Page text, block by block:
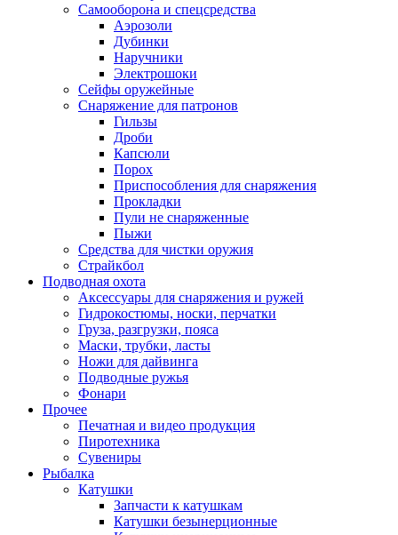
Самооборона и спецсредства
Аэрозоли
Дубинки
Наручники
Электрошоки
Сейфы оружейные
Снаряжение для патронов
Гильзы
Дроби
Капсюли
Порох
Приспособления для снаряжения
Прокладки
Пули не снаряженные
Пыжи
Средства для чистки оружия
Страйкбол
Подводная охота
Аксессуары для снаряжения и ружей
Гидрокостюмы, носки, перчатки
Груза, разгрузки, пояса
Маски, трубки, ласты
Ножи для дайвинга
Подводные ружья
Фонари
Прочее
Печатная и видео продукция
Пиротехника
Сувениры
Рыбалка
Катушки
Запчасти к катушкам
Катушки безынерционные